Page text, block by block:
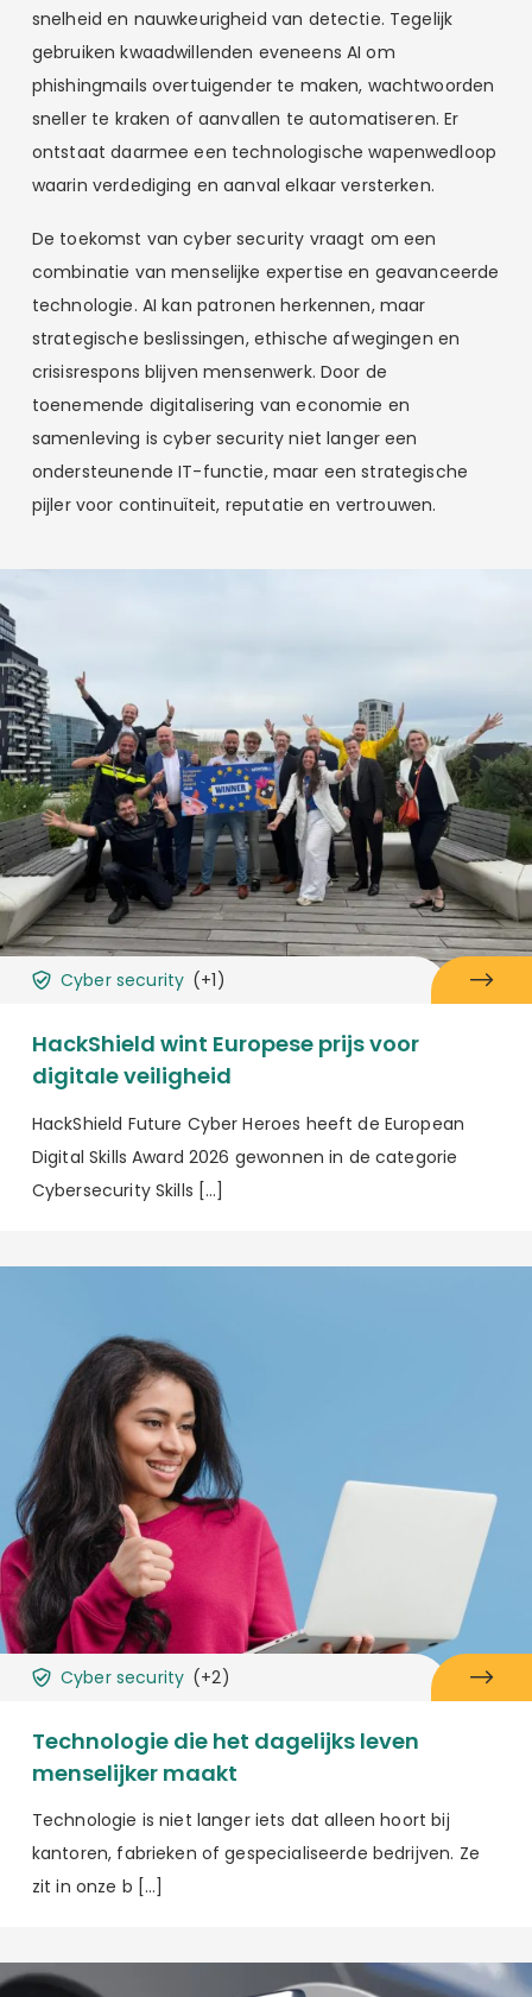
snelheid en nauwkeurigheid van detectie. Tegelijk
gebruiken kwaadwillenden eveneens AI om
phishingmails overtuigender te maken, wachtwoorden
sneller te kraken of aanvallen te automatiseren. Er
ontstaat daarmee een technologische wapenwedloop
waarin verdediging en aanval elkaar versterken.
De toekomst van cyber security vraagt om een
combinatie van menselijke expertise en geavanceerde
technologie. AI kan patronen herkennen, maar
strategische beslissingen, ethische afwegingen en
crisisrespons blijven mensenwerk. Door de
toenemende digitalisering van economie en
samenleving is cyber security niet langer een
ondersteunende IT-functie, maar een strategische
pijler voor continuïteit, reputatie en vertrouwen.
Cyber security (+1)
HackShield wint Europese prijs voor
digitale veiligheid
HackShield Future Cyber Heroes heeft de European
Digital Skills Award 2026 gewonnen in de categorie
Cybersecurity Skills […]
Cyber security (+2)
Technologie die het dagelijks leven
menselijker maakt
Technologie is niet langer iets dat alleen hoort bij
kantoren, fabrieken of gespecialiseerde bedrijven. Ze
zit in onze b […]